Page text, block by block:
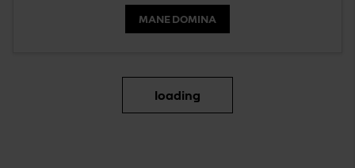
MANE DOMINA
loading